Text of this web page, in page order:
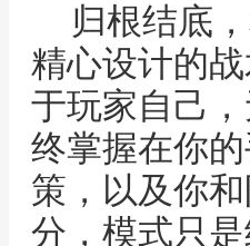
归根结底
精心设计的
于玩家自己
终掌握在你
策，以及你
分，模式只